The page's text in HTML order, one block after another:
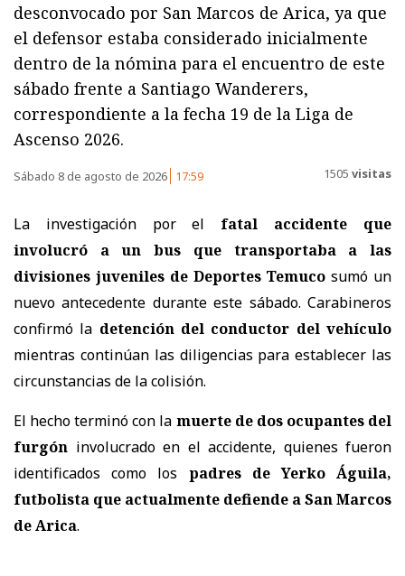
desconvocado por San Marcos de Arica, ya que
el defensor estaba considerado inicialmente
dentro de la nómina para el encuentro de este
sábado frente a Santiago Wanderers,
correspondiente a la fecha 19 de la Liga de
Ascenso 2026.
Sábado 8 de agosto de 2026 17:59 1505 visitas
La investigación por el fatal accidente que
involucró a un bus que transportaba a las
divisiones juveniles de Deportes Temuco sumó un
nuevo antecedente durante este sábado. Carabineros
confirmó la detención del conductor del vehículo
mientras continúan las diligencias para establecer las
circunstancias de la colisión.
El hecho terminó con la muerte de dos ocupantes del
furgón involucrado en el accidente, quienes fueron
identificados como los padres de Yerko Águila,
futbolista que actualmente defiende a San Marcos
de Arica.